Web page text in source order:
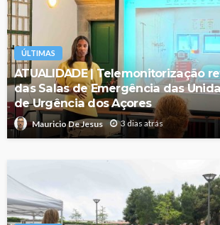
ÚLTIMAS
ATUALIDADE | Telemonitorização
das Salas de Emergência das
de Urgência dos Açores
Mauricio De Jesus 3 dias atrás